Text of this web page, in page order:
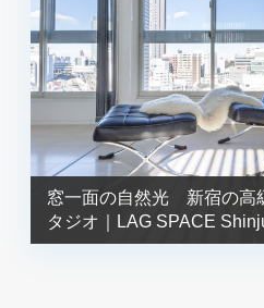
窓一面の自然光 新宿の高
タジオ｜LAG SPACE